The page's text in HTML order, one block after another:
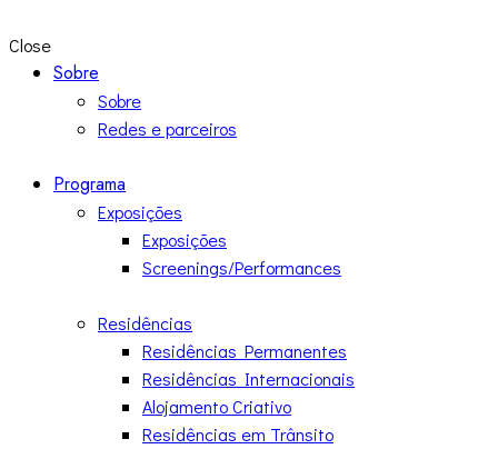
Close
Sobre
Sobre
Redes e parceiros
Programa
Exposições
Exposições
Screenings/Performances
Residências
Residências Permanentes
Residências Internacionais
Alojamento Criativo
Residências em Trânsito